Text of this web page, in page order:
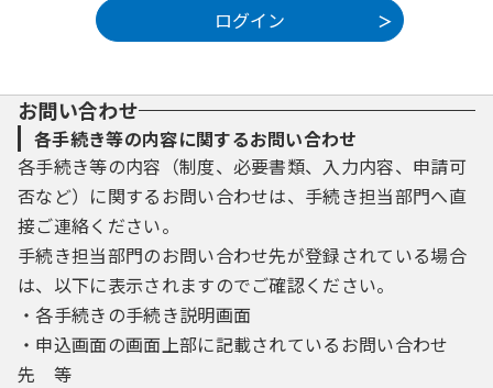
お問い合わせ
各手続き等の内容に関するお問い合わせ
各手続き等の内容（制度、必要書類、入力内容、申請可
否など）に関するお問い合わせは、手続き担当部門へ直
接ご連絡ください。
手続き担当部門のお問い合わせ先が登録されている場合
は、以下に表示されますのでご確認ください。
・各手続きの手続き説明画面
・申込画面の画面上部に記載されているお問い合わせ
先 等